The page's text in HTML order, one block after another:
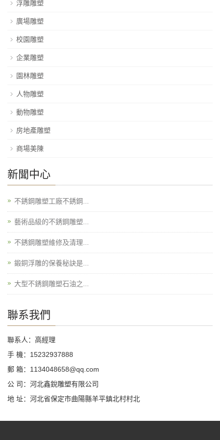
浮雕雕塑
廣場雕塑
校園雕塑
企業雕塑
園林雕塑
人物雕塑
動物雕塑
房地產雕塑
商場美陳
新聞中心
不銹鋼雕塑工廠不銹鋼...
藝術品級的不銹鋼雕塑...
不銹鋼雕塑維修及清理...
鍛銅浮雕的保養秘訣是...
大型不銹鋼雕塑石油之...
聯系我們
聯系人：高經理
手 機：15232937888
郵 箱：1134048658@qq.com
公 司：河北鑫銳雕塑有限公司
地 址：河北省保定市曲陽縣羊平鎮北村村北